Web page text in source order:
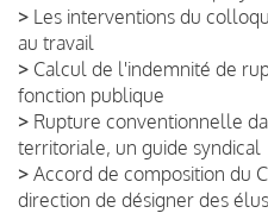
> Les interventions du
au travail
> Calcul de l'indemnité de
fonction publique
> Rupture conventionnelle
territoriale, un guide syndical
> Accord de composition du
direction de désigner des